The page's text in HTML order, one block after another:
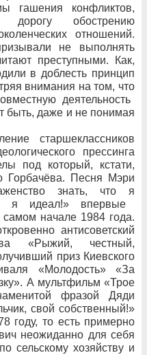
гашения конфликтов,
обострению
отношений.
не
выполнять
преступными. Как,
в доблесть принцип
внимания на том, что
деятельность
быть, даже и не понимая
старшеклассников
прессинга
под
который, кстати,
Горбачёва. Песня Мэри
знать, что
я
я
идеал!» впервые
самом начале 1984 года.
антисоветский
«Рыжий, честный,
приз Киевского
«Молодость» «За
А мультфильм «Трое
фразой Дяди
свой собственный!»
году, то есть примерно
неожиданно для себя
сельскому хозяйству и